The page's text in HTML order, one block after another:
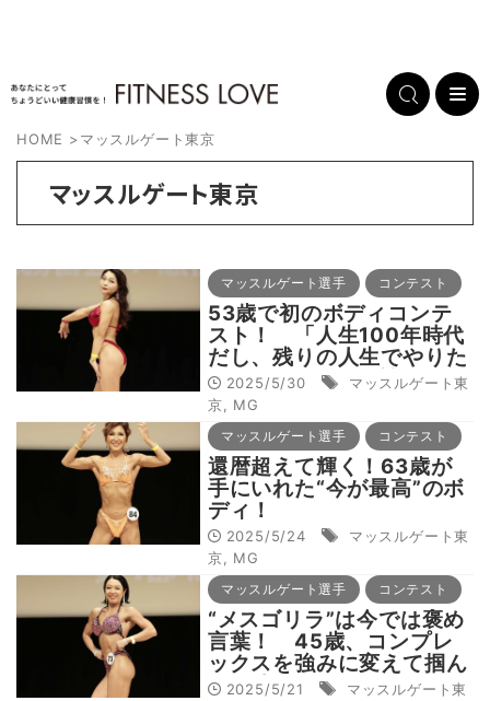
HOME >マッスルゲート東京
マッスルゲート東京
マッスルゲート選手 コンテスト
53歳で初のボディコンテ
スト！ 「人生100年時代
だし、残りの人生でやりた
いことを100個挑戦」のひ
とつを達成
2025/5/30
マッスルゲート東
京
MG
マッスルゲート選手 コンテスト
還暦超えて輝く！63歳が
手にいれた“今が最高”のボ
ディ！
2025/5/24
マッスルゲート東
京
MG
マッスルゲート選手 コンテスト
“メスゴリラ”は今では褒め
言葉！ 45歳、コンプレ
ックスを強みに変えて掴ん
だ優勝
2025/5/21
マッスルゲート東